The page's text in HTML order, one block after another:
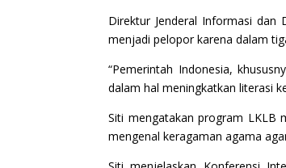
Direktur Jenderal Informasi dan
menjadi pelopor karena dalam
“Pemerintah Indonesia,
dalam hal meningkatkan literasi
Siti mengatakan program LKLB
mengenal keragaman agama